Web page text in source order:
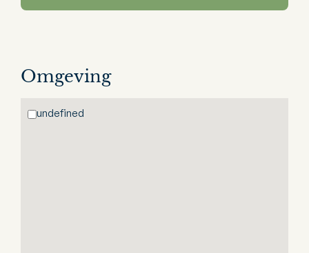
Omgeving
undefined